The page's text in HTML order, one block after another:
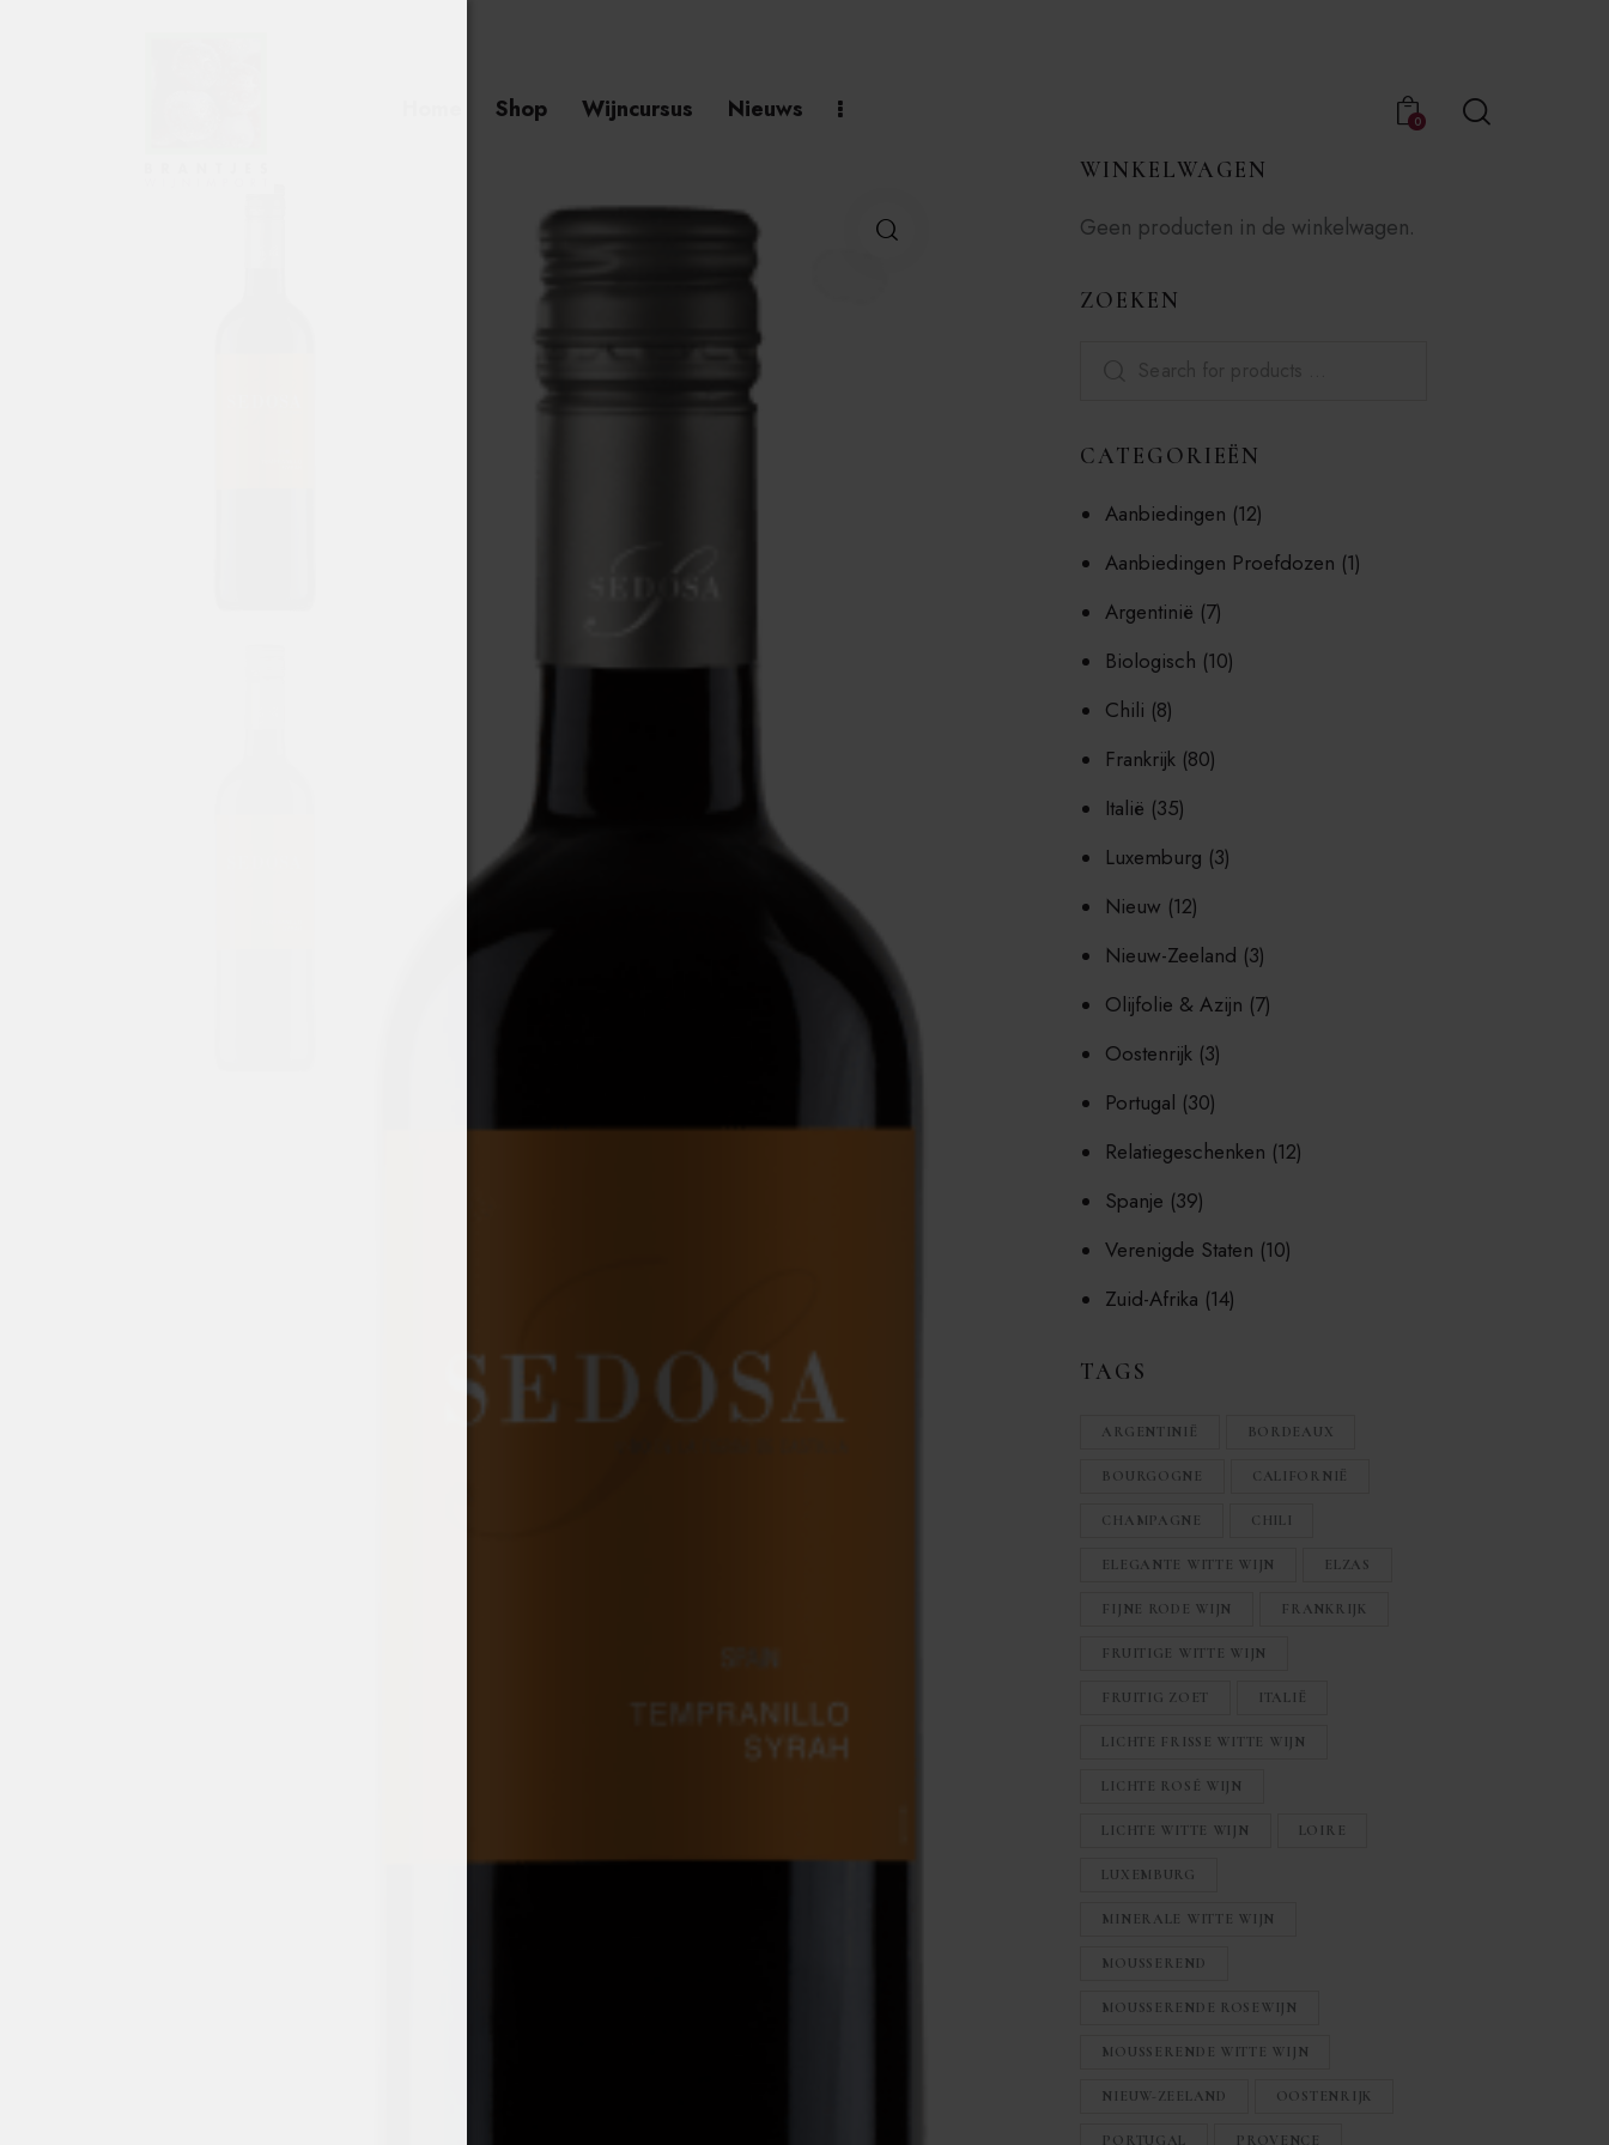
Shop Wijncursus Nieuws 0
WINKELWAGEN
Geen producten in de winkelwagen.
ZOEKEN
CATEGORIEËN
Aanbiedingen (12)
Aanbiedingen Proefdozen (1)
Argentinië (7)
Biologisch (10)
Chili (8)
Frankrijk (80)
Italië (35)
Luxemburg (3)
Nieuw (12)
Nieuw-Zeeland (3)
Olijfolie & Azijn (7)
Oostenrijk (3)
Portugal (30)
Relatiegeschenken (12)
Spanje (39)
Verenigde Staten (10)
Zuid-Afrika (14)
TAGS
ARGENTINIË BORDEAUX
BOURGOGNE CALIFORNIË
CHAMPAGNE CHILI
ELEGANTE WITTE WIJN ELZAS
FIJNE RODE WIJN FRANKRIJK
FRUITIGE WITTE WIJN
FRUITIG ZOET ITALIË
LICHTE FRISSE WITTE WIJN
LICHTE ROSÉ WIJN
LICHTE WITTE WIJN LOIRE
LUXEMBURG
MINERALE WITTE WIJN
MOUSSEREND
MOUSSERENDE ROSEWIJN
MOUSSERENDE WITTE WIJN
NIEUW-ZEELAND OOSTENRIJK
PORTUGAL PROVENCE